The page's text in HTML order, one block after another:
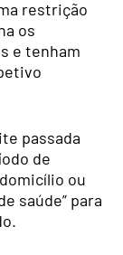
restrição
os
e tenham
passada
de
ou
saúde” para